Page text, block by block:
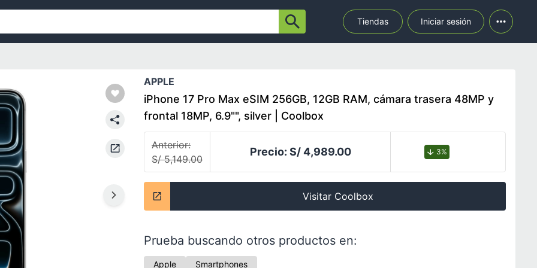
Tiendas Iniciar sesión
APPLE
iPhone 17 Pro Max eSIM 256GB, 12GB RAM, cámara trasera 48MP y
frontal 18MP, 6.9"", silver | Coolbox
Anterior:
S/ 5,149.00
Precio: S/ 4,989.00 3%
Visitar Coolbox
Prueba buscando otros productos en:
Apple Smartphones